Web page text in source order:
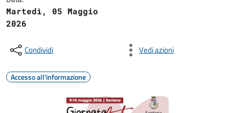
Martedì, 05 Maggio
2026
Condividi Vedi azioni
Accesso all'informazione